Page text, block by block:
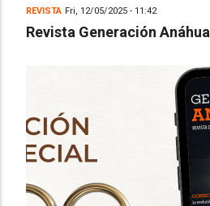
REVISTA Fri, 12/05/2025 - 11:42
Revista Generación